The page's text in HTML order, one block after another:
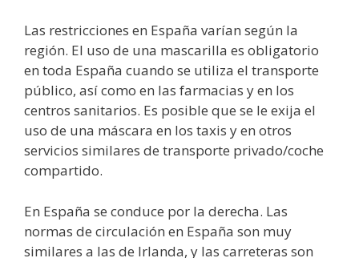
Las restricciones en España varían según la
región. El uso de una mascarilla es obligatorio
en toda España cuando se utiliza el transporte
público, así como en las farmacias y en los
centros sanitarios. Es posible que se le exija el
uso de una máscara en los taxis y en otros
servicios similares de transporte privado/coche
compartido.
En España se conduce por la derecha. Las
normas de circulación en España son muy
similares a las de Irlanda, y las carreteras son